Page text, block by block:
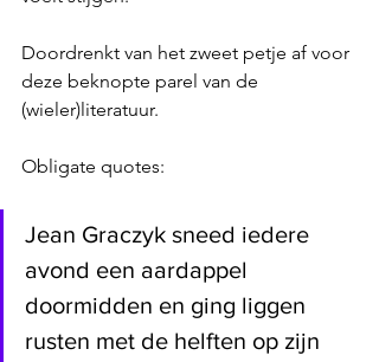
Doordrenkt van het zweet petje af voor
deze beknopte parel van de
(wieler)literatuur.
Obligate quotes:
Jean Graczyk sneed iedere
avond een aardappel
doormidden en ging liggen
rusten met de helften op zijn